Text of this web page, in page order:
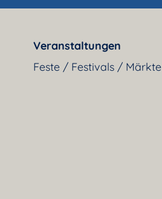
Veranstaltungen
Feste / Festivals / Märkte